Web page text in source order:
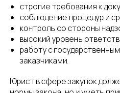
строгие требования к
соблюдение процедур и
контроль со стороны
высокий уровень
работу с
заказчиками.
Юрист в сфере закупок